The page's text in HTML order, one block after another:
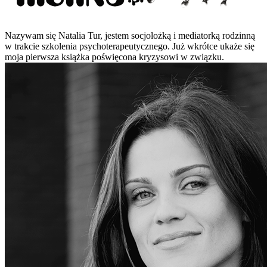
Nazywam się Natalia Tur, jestem socjolożką i mediatorką rodzinną
w trakcie szkolenia psychoterapeutycznego. Już wkrótce ukaże się
moja pierwsza książka poświęcona kryzysowi w związku.